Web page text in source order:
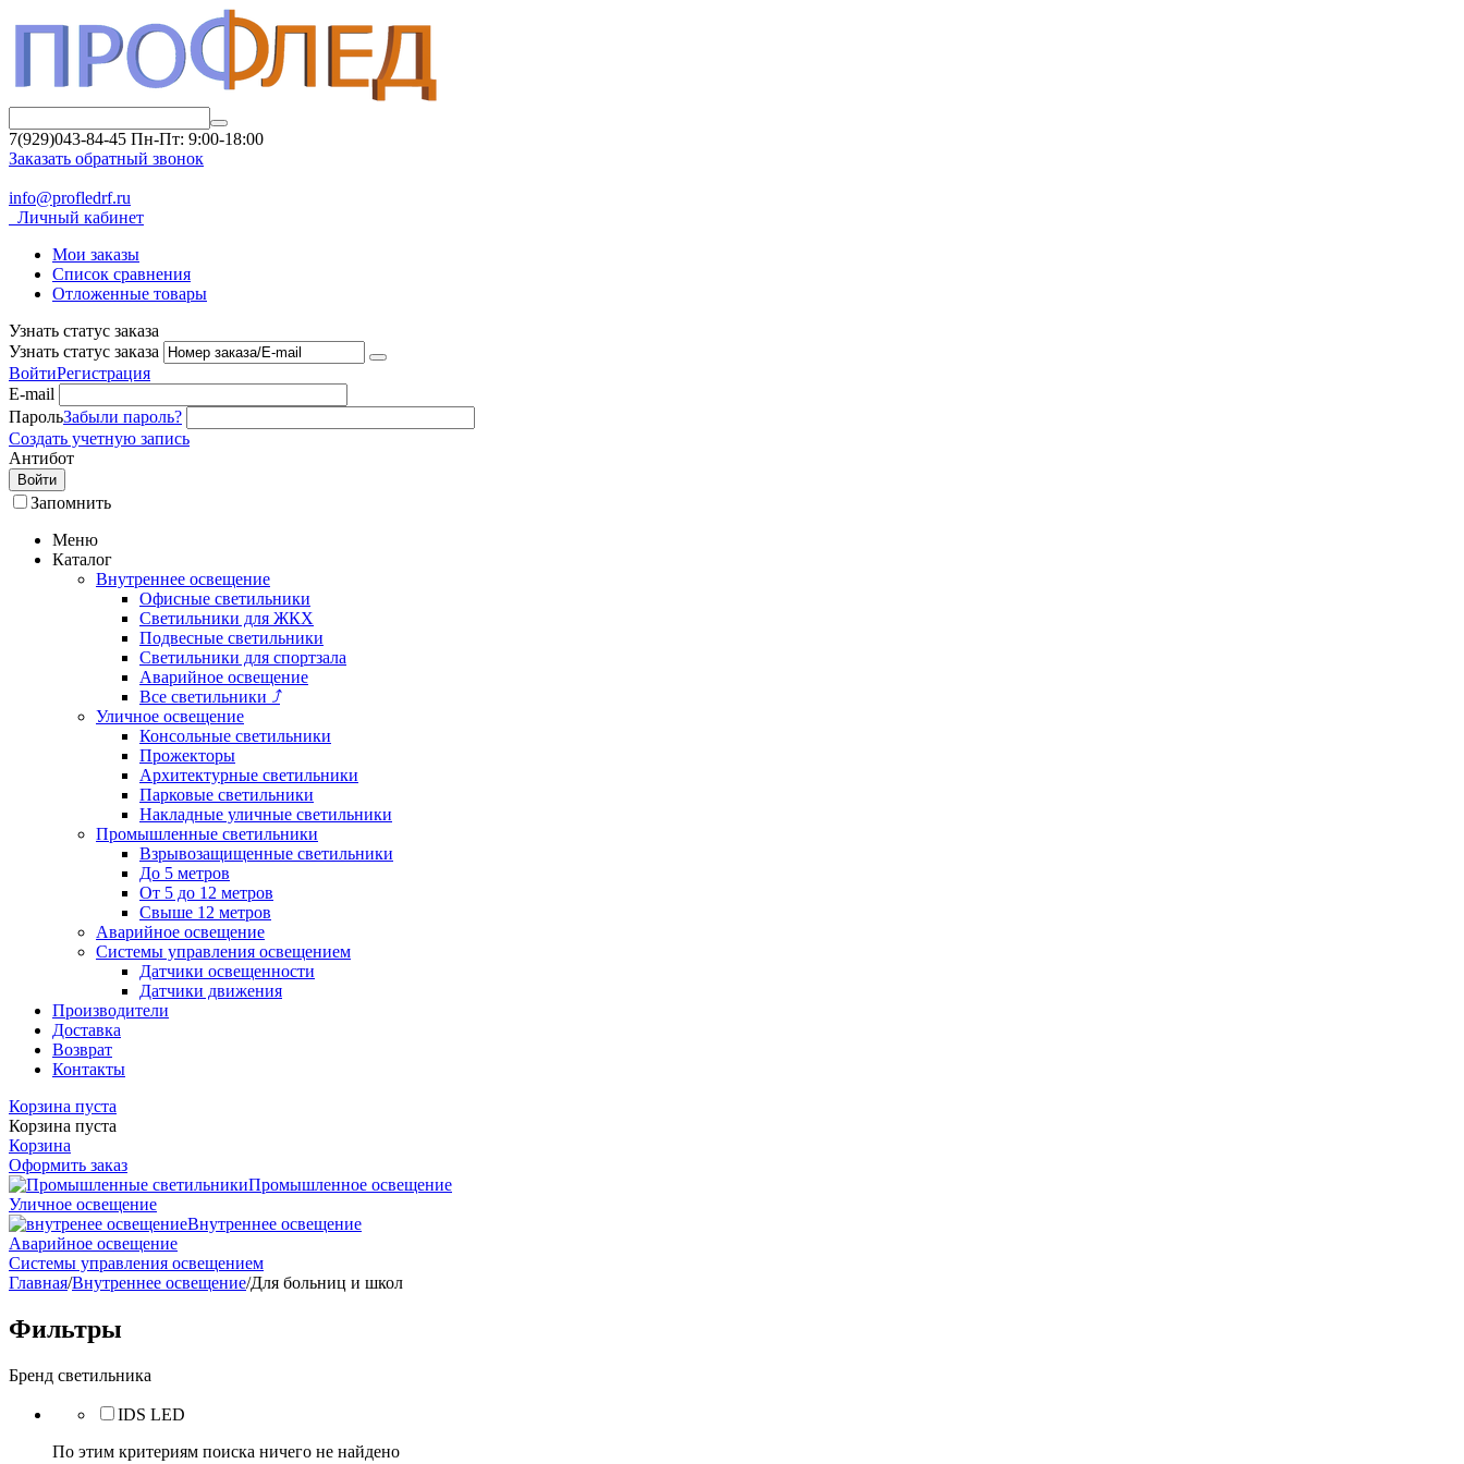
7(929)043-84-45 Пн-Пт: 9:00-18:00
Заказать обратный звонок
info@profledrf.ru
Личный кабинет
Мои заказы
Список сравнения
Отложенные товары
Узнать статус заказа
Узнать статус заказа
ВойтиРегистрация
E-mail
ПарольЗабыли пароль?
Создать учетную запись
Антибот
Войти
Запомнить
Меню
Каталог
Внутреннее освещение
Офисные светильники
Светильники для ЖКХ
Подвесные светильники
Светильники для спортзала
Аварийное освещение
Все светильники ⤴
Уличное освещение
Консольные светильники
Прожекторы
Архитектурные светильники
Парковые светильники
Накладные уличные светильники
Промышленные светильники
Взрывозащищенные светильники
До 5 метров
От 5 до 12 метров
Свыше 12 метров
Аварийное освещение
Системы управления освещением
Датчики освещенности
Датчики движения
Производители
Доставка
Возврат
Контакты
Корзина пуста
Корзина пуста
Корзина
Оформить заказ
Промышленное освещение
Уличное освещение
Внутреннее освещение
Аварийное освещение
Системы управления освещением
Главная/Внутреннее освещение/Для больниц и школ
Фильтры
Бренд светильника
IDS LED
По этим критериям поиска ничего не найдено